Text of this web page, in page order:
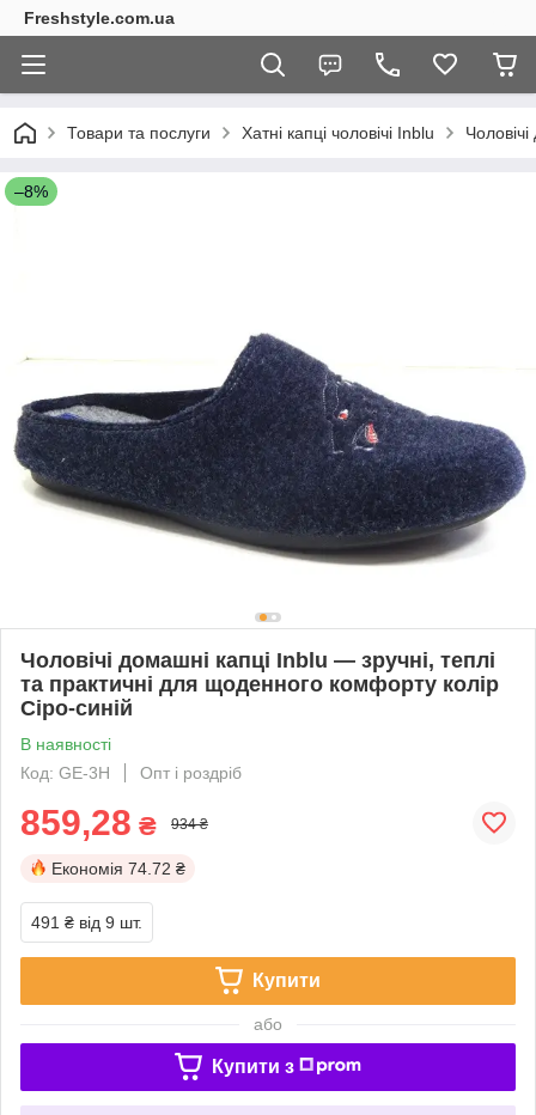
Freshstyle.com.ua
Товари та послуги Хатні капці чоловічі Inblu
–8%
Чоловічі домашні капці Inblu — зручні, теплі
та практичні для щоденного комфорту колір
Сіро-синій
В наявності
Код: GE-3Н
Опт і роздріб
859,28 ₴ 934 ₴
Економія 74.72 ₴
491 ₴ від 9 шт.
Купити
або
Купити з